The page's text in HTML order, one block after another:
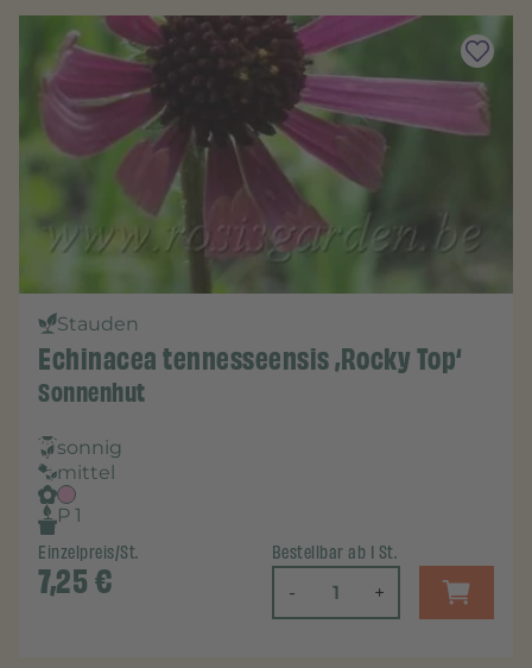
Stauden
Echinacea tennesseensis ‚Rocky Top‘
Sonnenhut
sonnig
mittel
P 1
Einzelpreis/St.
7,25€
Bestellbar ab 1 St.
- +